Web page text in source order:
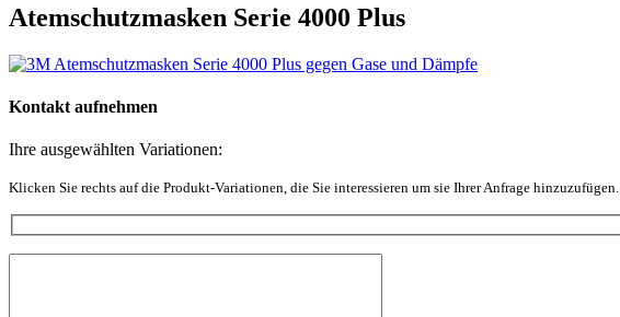
Atemschutzmasken Serie 4000 Plus
Kontakt aufnehmen
Ihre ausgewählten Variationen:
Klicken Sie rechts auf die Produkt-Variationen, die Sie interessieren um sie Ihrer Anfrage hinzuzufügen.